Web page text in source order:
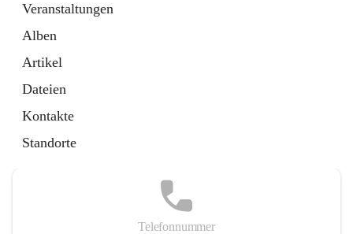
Veranstaltungen
Alben
Artikel
Dateien
Kontakte
Standorte
Telefonnummer